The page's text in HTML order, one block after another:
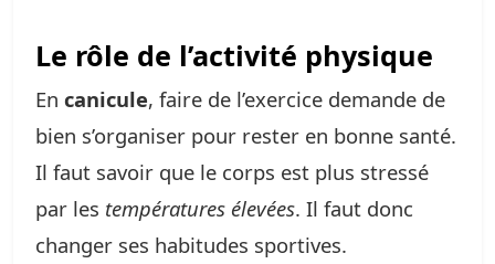
Le rôle de l’activité physique
En canicule, faire de l’exercice demande de
bien s’organiser pour rester en bonne santé.
Il faut savoir que le corps est plus stressé
par les températures élevées. Il faut donc
changer ses habitudes sportives.